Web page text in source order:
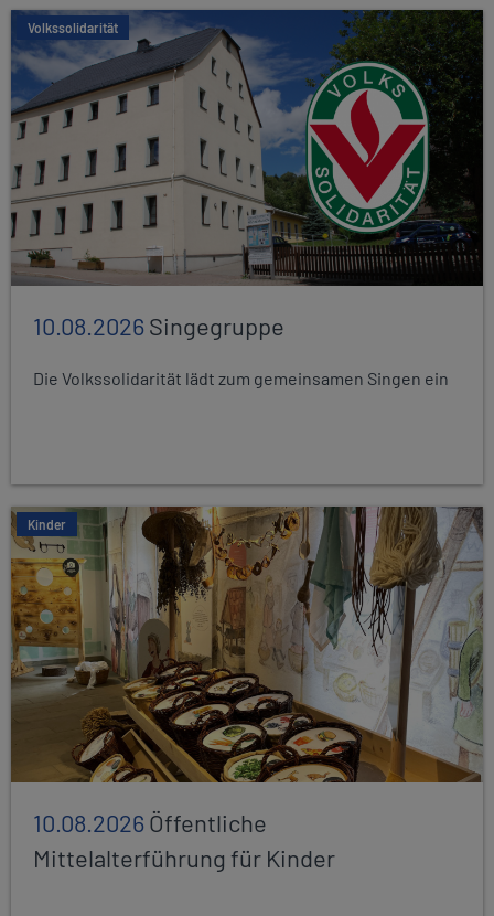
Volkssolidarität
10.08.2026Singegruppe
Die Volkssolidarität lädt zum gemeinsamen Singen ein
Kinder
10.08.2026Öffentliche
Mittelalterführung für Kinder